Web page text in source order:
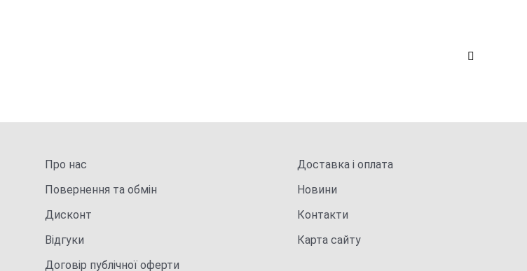
Про нас
Доставка і оплата
Повернення та обмін
Новини
Дисконт
Контакти
Відгуки
Карта сайту
Договір публічної оферти